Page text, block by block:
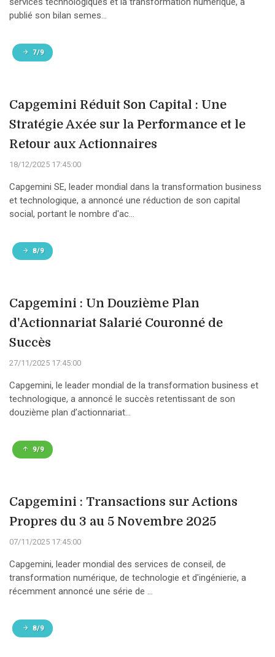
publié son bilan semes...
7/9
Capgemini Réduit Son Capital : Une
Stratégie Axée sur la Performance et le
Retour aux Actionnaires
18/12/2025 17:45:00
Capgemini SE, leader mondial dans la transformation business
et technologique, a annoncé une réduction de son capital
social, portant le nombre d'ac...
8/9
Capgemini : Un Douzième Plan
d'Actionnariat Salarié Couronné de
Succès
27/11/2025 17:45:00
Capgemini, le leader mondial de la transformation business et
technologique, a annoncé le succès retentissant de son
douzième plan d’actionnariat...
9/9
Capgemini : Transactions sur Actions
Propres du 3 au 5 Novembre 2025
07/11/2025 17:45:00
Capgemini, leader mondial des services de conseil, de
transformation numérique, de technologie et d'ingénierie, a
récemment annoncé une série de ...
8/9